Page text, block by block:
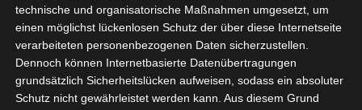
31. JANUAR 2025
CHRISTIANA FULDE
KOMMENTAR SCHREIBEN
eine kleine Nachschau, da es noch keine Vorschau 2025
gibt Kleinkunst, Picknick, Musik und eine phänomenale
technische und organisatorische Maßnahmen umgesetzt, um
einen möglichst lückenlosen Schutz der über diese Internetseite
verarbeiteten personenbezogenen Daten sicherzustellen.
Dennoch können Internetbasierte Datenübertragungen
grundsätzlich Sicherheitslücken aufweisen, sodass ein absoluter
Schutz nicht gewährleistet werden kann. Aus diesem Grund